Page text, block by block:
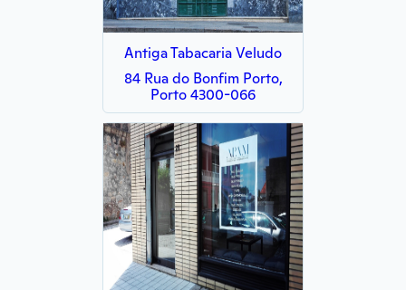
Antiga Tabacaria Veludo
84 Rua do Bonfim Porto,
Porto 4300-066